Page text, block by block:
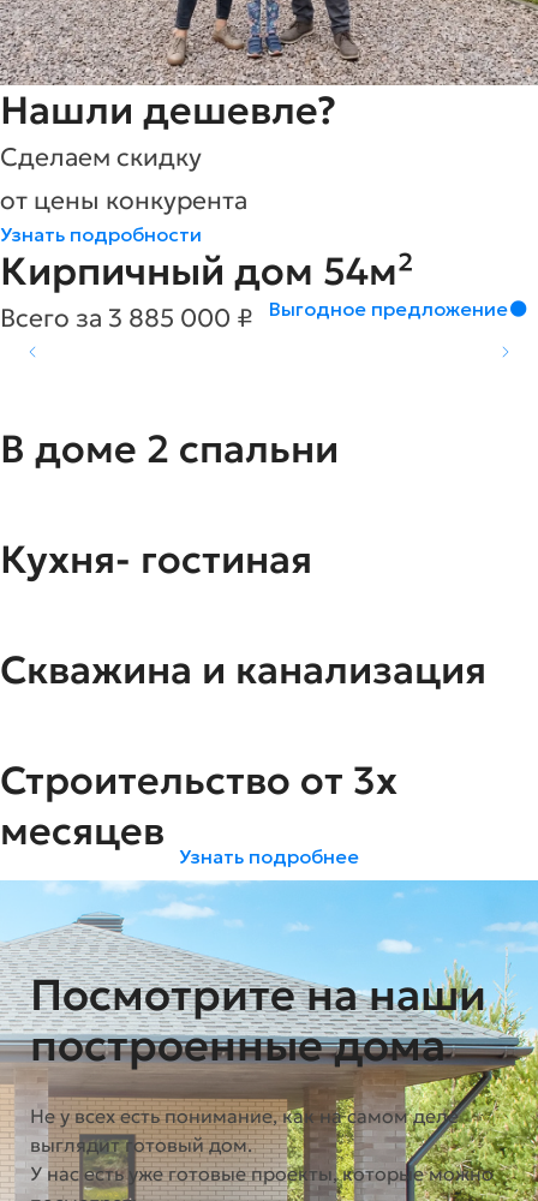
Нашли дешевле?
Сделаем скидку
от цены конкурента
Узнать подробности
Кирпичный дом 54м²
Всего за 3 885 000 ₽ Выгодное предложение
В доме 2 cпальни
Кухня- гостиная
Скважина и канализация
Строительство от 3х
месяцев
Узнать подробнее
Посмотрите на наши
построенные дома
Не у всех есть понимание, как на самом деле
выглядит готовый дом.
У нас есть уже готовые проекты, которые можно